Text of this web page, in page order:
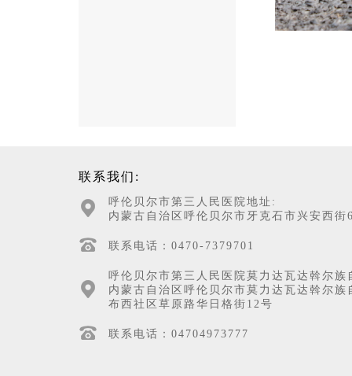
联系我们:
呼伦贝尔市第三人民医院地址:
内蒙古自治区呼伦贝尔市牙克石市兴安西街
联系电话：0470-7379701
呼伦贝尔市第三人民医院莫力达瓦达斡尔
内蒙古自治区呼伦贝尔市莫力达瓦达斡尔族
布西社区草原路华日格街12号
联系电话：04704973777